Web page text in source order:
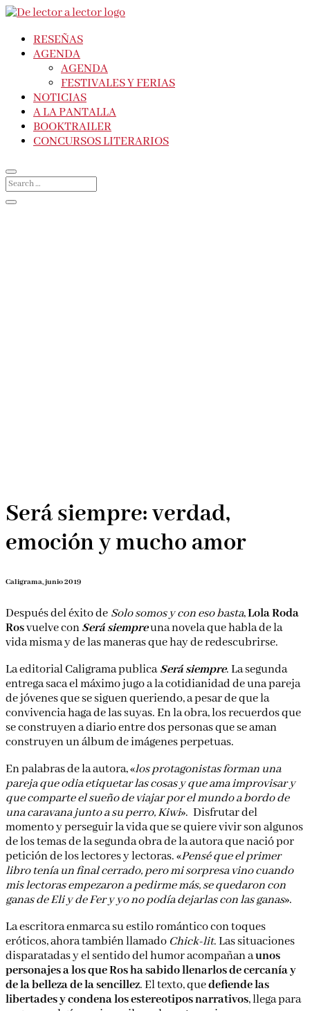
RESEÑAS
AGENDA
AGENDA
FESTIVALES Y FERIAS
NOTICIAS
A LA PANTALLA
BOOKTRAILER
CONCURSOS LITERARIOS
Será siempre: verdad,
emoción y mucho amor
Caligrama, junio 2019
Después del éxito de Solo somos y con eso basta,Lola Roda
Rosvuelve conSerá siempreuna novela que habla de la
vida misma y de las maneras que hay de redescubrirse.
La editorial Caligrama publicaSerá siempre. La segunda
entrega saca el máximo jugo a la cotidianidad de una pareja
de jóvenes que se siguen queriendo, a pesar de que la
convivencia haga de las suyas. En la obra, los recuerdos que
se construyen a diario entre dos personas que se aman
construyen un álbum de imágenes perpetuas.
En palabras de la autora, «los protagonistas forman una
pareja que odia etiquetar las cosas y que ama improvisar y
que comparte el sueño de viajar por el mundo a bordo de
una caravana junto a su perro, Kiwi». Disfrutar del
momento y perseguir la vida que se quiere vivir son algunos
de los temas de la segunda obra de la autora que nació por
petición de los lectores y lectoras. «Pensé que el primer
libro tenía un final cerrado, pero mi sorpresa vino cuando
mis lectoras empezaron a pedirme más, se quedaron con
ganas de Eli y de Fer y yo no podía dejarlas con las ganas».
La escritora enmarca su estilo romántico con toques
eróticos, ahora también llamado Chick-lit. Las situaciones
disparatadas y el sentido del humor acompañan aunos
personajes a los que Ros ha sabido llenarlos de cercanía y
de la belleza de la sencillez. El texto, quedefiende las
libertades y condena los estereotipos narrativos, llega para